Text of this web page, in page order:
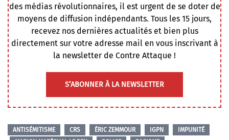
des médias révolutionnaires, il est urgent de se doter de
moyens de diffusion indépendants. Tous les 15 jours,
recevez nos dernières actualités et bien plus
directement sur votre adresse mail en vous inscrivant à
la newsletter de Contre Attaque !
S’ABONNER À LA NEWSLETTER
ANTISÉMITISME CRS ÉRIC ZEMMOUR IGPN
IMPUNITÉ